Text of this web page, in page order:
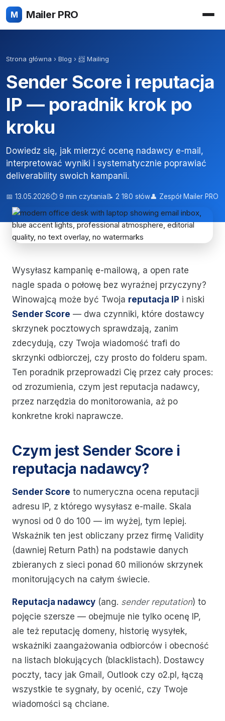
M Mailer PRO
Strona główna › Blog › 📨 Mailing
Sender Score i reputacja
IP — poradnik krok po
kroku
Dowiedz się, jak mierzyć ocenę nadawcy e-mail,
interpretować wyniki i systematycznie poprawiać
deliverability swoich kampanii.
📅 13.05.2026⏱ 9 min czytania📝 2 180 słów👤 Zespół Mailer PRO
Wysyłasz kampanię e-mailową, a open rate
nagle spada o połowę bez wyraźnej przyczyny?
Winowajcą może być Twoja reputacja IP i niski
Sender Score — dwa czynniki, które dostawcy
skrzynek pocztowych sprawdzają, zanim
zdecydują, czy Twoja wiadomość trafi do
skrzynki odbiorczej, czy prosto do folderu spam.
Ten poradnik przeprowadzi Cię przez cały proces:
od zrozumienia, czym jest reputacja nadawcy,
przez narzędzia do monitorowania, aż po
konkretne kroki naprawcze.
Czym jest Sender Score i
reputacja nadawcy?
Sender Score to numeryczna ocena reputacji
adresu IP, z którego wysyłasz e-maile. Skala
wynosi od 0 do 100 — im wyżej, tym lepiej.
Wskaźnik ten jest obliczany przez firmę Validity
(dawniej Return Path) na podstawie danych
zbieranych z sieci ponad 60 milionów skrzynek
monitorujących na całym świecie.
Reputacja nadawcy (ang. sender reputation) to
pojęcie szersze — obejmuje nie tylko ocenę IP,
ale też reputację domeny, historię wysyłek,
wskaźniki zaangażowania odbiorców i obecność
na listach blokujących (blacklistach). Dostawcy
poczty, tacy jak Gmail, Outlook czy o2.pl, łączą
wszystkie te sygnały, by ocenić, czy Twoje
wiadomości są chciane.